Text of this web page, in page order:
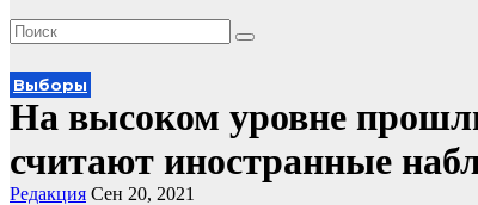
Выборы
На высоком уровне
считают иностранные
Редакция Сен 20, 2021